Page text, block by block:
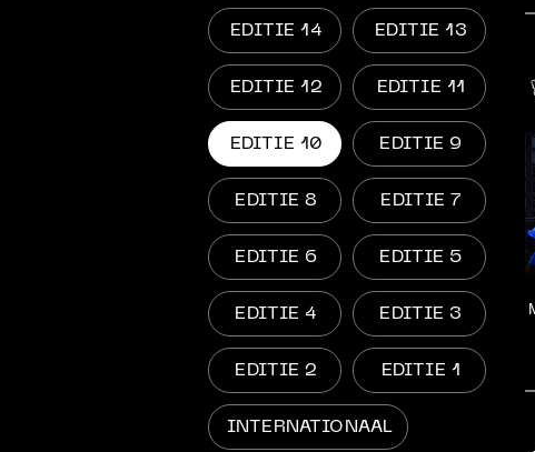
Bewoners
Vrijwilligers
EDITIE 14 EDITIE 13
EDITIE 12 EDITIE 11
EDITIE 10 EDITIE 9
EDITIE 8 EDITIE 7
EDITIE 6 EDITIE 5
EDITIE 4 EDITIE 3
EDITIE 2 EDITIE 1
INTERNATIONAAL